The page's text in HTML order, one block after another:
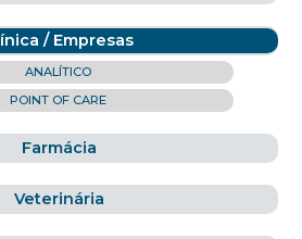
/ Empresas
ANALÍTICO
POINT OF CARE
Farmácia
Veterinária